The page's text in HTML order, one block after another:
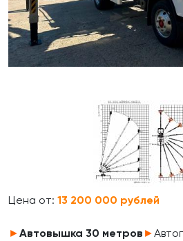
Цена от: 13 200 000 рублей
►Автовышка 30 метров ►